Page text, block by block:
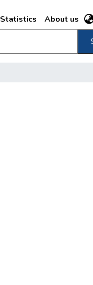
Statistics About us